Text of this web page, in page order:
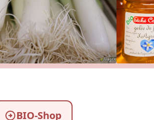
BIO-Shop